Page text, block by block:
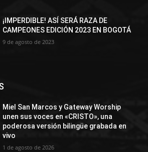
¡IMPERDIBLE! ASÍ SERÁ RAZA DE
CAMPEONES EDICIÓN 2023 EN BOGOTÁ
9 de agosto de 2023
Miel San Marcos y Gateway Worship
unen sus voces en «CRISTO», una
poderosa versión bilingüe grabada en
vivo
1 de agosto de 2026